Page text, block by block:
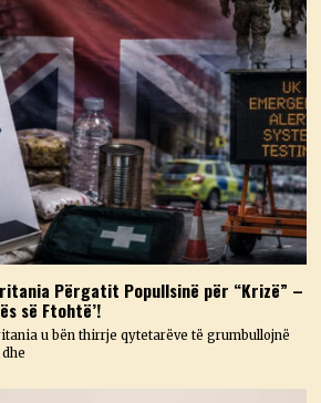
Përgatit Popullsinë për “Krizë” –
së Ftohtë’!
u bën thirrje qytetarëve të grumbullojnë